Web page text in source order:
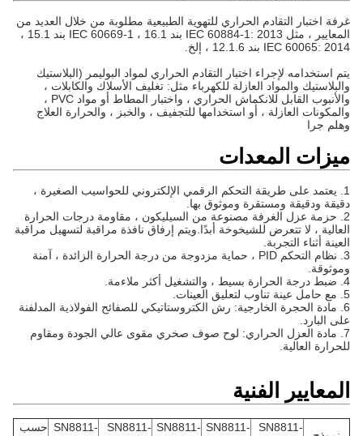
غرفة اختبار التقادم الحراري للتهوية الطبيعية مطلوبة من خلال العديد من
المعايير ، مثل IEC 60884-1: 2013 بند 16.1 ، IEC 60669-1 بند 15.1 ،
IEC 60065: 2014 بند 12.1.6 ، إلخ.
يتم استخدامه لإجراء اختبار التقادم الحراري لمواد البوليمر (البلاستيك
والبلاستيك والمواد العازلة للكهرباء مثل: تغليف الأسلاك والكابلات ،
والأنبوب القابل للانكماش الحراري ، واختبار المطاط أو مواد PVC ،
والمكونات العازلة ، أو استخدامها للتجفيف ، والخبز ، والحرارة العلاج
وهلم جرا
ميزات المعدات
1. يعتمد على طريقة التحكم الرقمي الإلكتروني للحواسيب الصغيرة ،
دقيقة ودقيقة ومستقرة وموثوق بها.
2. حزمة عزل الغرفة مصنوعة من السيليكون ، مقاومة درجات الحرارة
العالية ، لا تتعرض للشيخوخة أبدًا.ويتم إرفاق نافذة مراقبة لتسهيل مراقبة
العينة أثناء التجربة.
3. نظام التحكم PID ، حماية مزدوجة من درجة الحرارة الزائدة ، آمنة
وموثوقة.
4. ضبط درجة الحرارة بسيط ، والتشغيل أكثر ملاءمة.
5. مع حامل عينة تناوب لتعليق العينات.
6. مادة الحجرة الخارجية: رش الكتروستاتيكي للصفائح الفولاذية المدلفنة
على البارد.
7. مادة العزل الحراري: لوح صوف صخري مقوى عالي الجودة ومقاوم
للحرارة العالية.
المعايير الفنية
SN8811-
SN8811-
SN8811-
SN8811-
SN8811- حسب